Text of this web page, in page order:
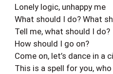
Lonely logic, unhappy me
What should I do? What
Tell me, what should I do?
How should I go on?
Come on, let’s dance in a
This is a spell for you,